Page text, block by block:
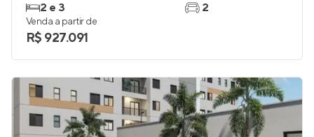
2 e 3
2
Venda a partir de
R$ 927.091